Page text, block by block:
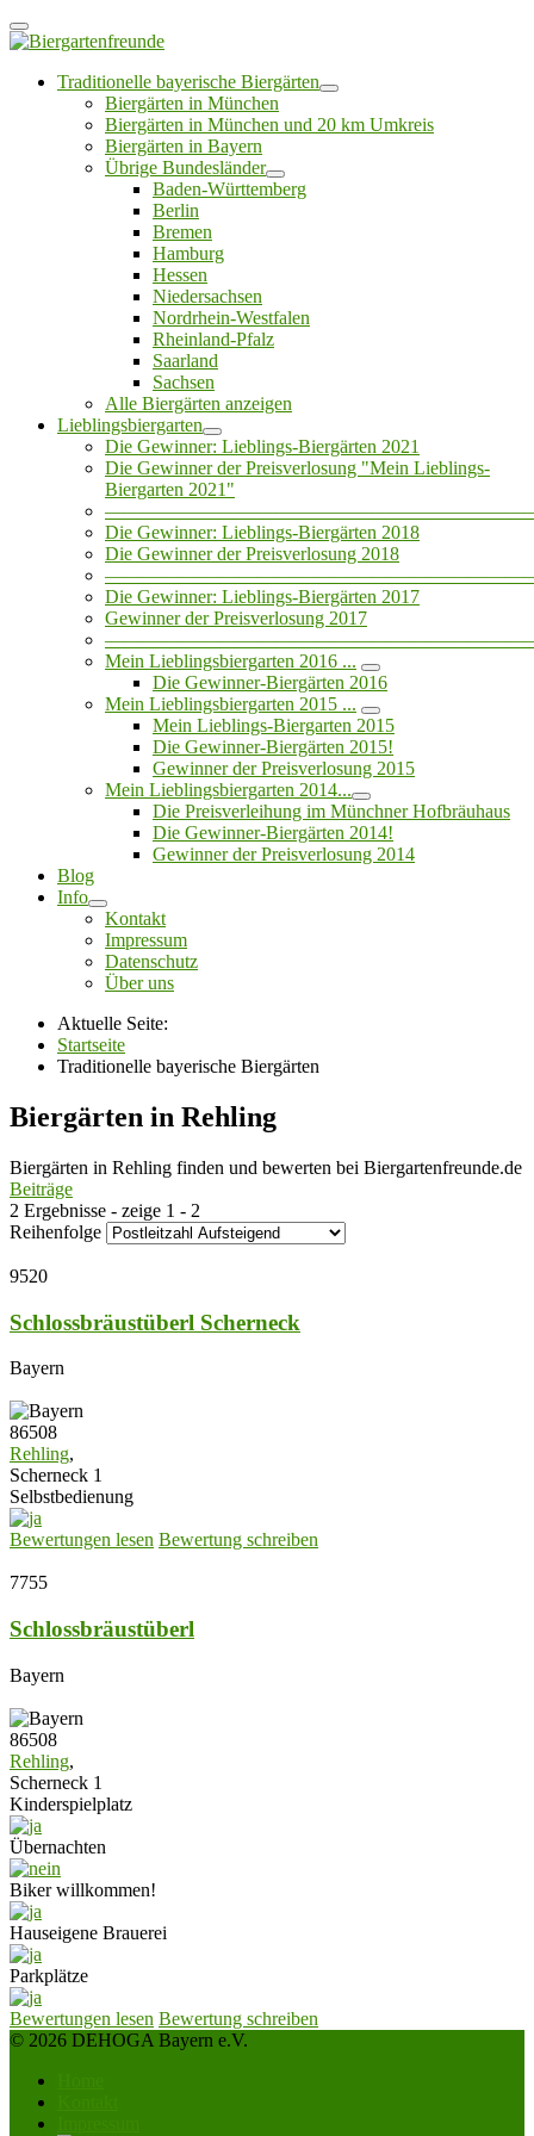
Traditionelle bayerische Biergärten
Biergärten in München
Biergärten in München und 20 km Umkreis
Biergärten in Bayern
Übrige Bundesländer
Baden-Württemberg
Berlin
Bremen
Hamburg
Hessen
Niedersachsen
Nordrhein-Westfalen
Rheinland-Pfalz
Saarland
Sachsen
Alle Biergärten anzeigen
Lieblingsbiergarten
Die Gewinner: Lieblings-Biergärten 2021
Die Gewinner der Preisverlosung "Mein Lieblings-
Biergarten 2021"
Die Gewinner: Lieblings-Biergärten 2018
Die Gewinner der Preisverlosung 2018
Die Gewinner: Lieblings-Biergärten 2017
Gewinner der Preisverlosung 2017
Mein Lieblingsbiergarten 2016 ...
Die Gewinner-Biergärten 2016
Mein Lieblingsbiergarten 2015 ...
Mein Lieblings-Biergarten 2015
Die Gewinner-Biergärten 2015!
Gewinner der Preisverlosung 2015
Mein Lieblingsbiergarten 2014...
Die Preisverleihung im Münchner Hofbräuhaus
Die Gewinner-Biergärten 2014!
Gewinner der Preisverlosung 2014
Blog
Info
Kontakt
Impressum
Datenschutz
Über uns
Aktuelle Seite:
Startseite
Traditionelle bayerische Biergärten
Biergärten in Rehling
Biergärten in Rehling finden und bewerten bei Biergartenfreunde.de
Beiträge
2 Ergebnisse - zeige 1 - 2
Reihenfolge
9520
Schlossbräustüberl Scherneck
Bayern
86508
Rehling,
Scherneck 1
Selbstbedienung
Bewertungen lesen Bewertung schreiben
7755
Schlossbräustüberl
Bayern
86508
Rehling,
Scherneck 1
Kinderspielplatz
Übernachten
Biker willkommen!
Hauseigene Brauerei
Parkplätze
Bewertungen lesen Bewertung schreiben
© 2026 DEHOGA Bayern e.V.